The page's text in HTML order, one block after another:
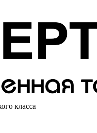
класса